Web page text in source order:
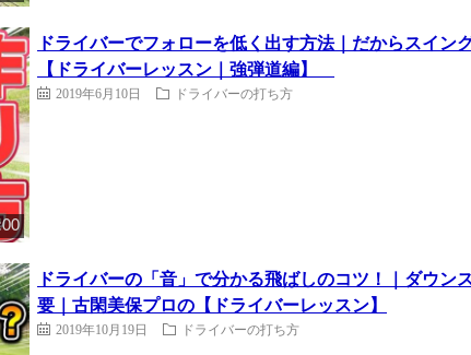
ドライバーでフォローを低く出す方法｜だからスイ
【ドライバーレッスン｜強弾道編】
2019年6月10日 ドライバーの打ち方
ドライバーの「音」で分かる飛ばしのコツ！｜ダウ
要｜古閑美保プロの【ドライバーレッスン】
2019年10月19日 ドライバーの打ち方